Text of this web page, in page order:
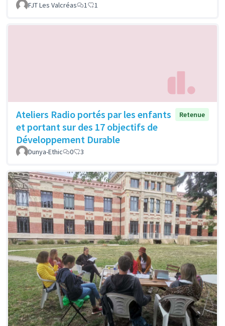
FJT Les Valcréas 1 1
Ateliers Radio portés par les enfants
et portant sur des 17 objectifs de
Développement Durable
Retenue
Dunya-Ethic 0 3